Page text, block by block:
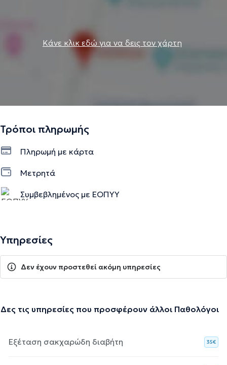
Κάνε κλικ εδώ για να δεις τον χάρτη
Τρόποι πληρωμής
Πληρωμή με κάρτα
Μετρητά
Συμβεβλημένος με ΕΟΠΥΥ
Υπηρεσίες
Δεν έχουν προστεθεί ακόμη υπηρεσίες
Δες τις υπηρεσίες που προσφέρουν άλλοι Παθολόγοι
Εξέταση σακχαρώδη διαβήτη 35€